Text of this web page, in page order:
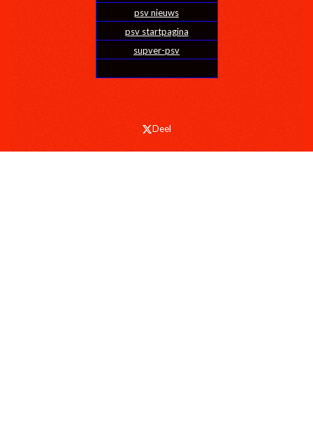
psv nieuws
psv startpagina
supver-psv
Deel